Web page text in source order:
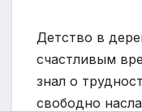
Детство в
счастливым
знал о
свободно